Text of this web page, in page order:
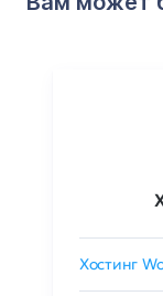
Хостинг